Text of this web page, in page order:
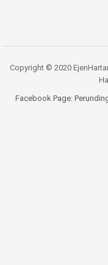
Copyright © 2020
Facebook Page: